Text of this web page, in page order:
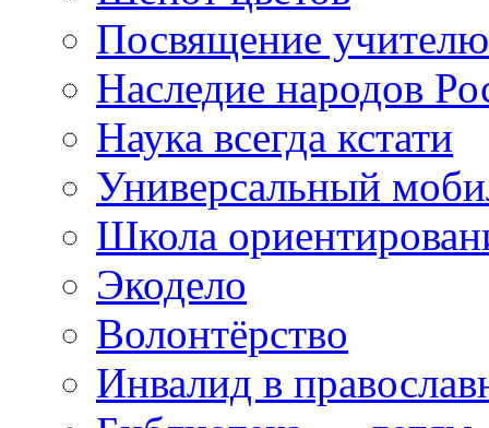
Посвящение учителю
Наследие народов
Наука всегда кстати
Универсальный
Школа
Экодело
Волонтёрство
Инвалид в